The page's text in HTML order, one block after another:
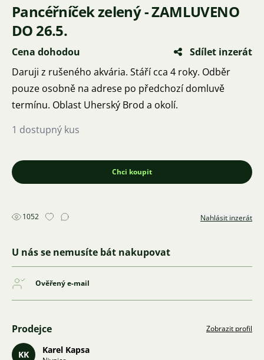
Pancéřníček zelený - ZAMLUVENO
DO 26.5.
Cena dohodou
Sdílet inzerát
Daruji z rušeného akvária. Stáří cca 4 roky. Odběr
pouze osobně na adrese po předchozí domluvě
termínu. Oblast Uherský Brod a okolí.
1 dostupný kus
Chci koupit
1052 Nahlásit inzerát
U nás se nemusíte bát nakupovat
Ověřený e-mail
Prodejce Zobrazit profil
KK Karel Kapsa